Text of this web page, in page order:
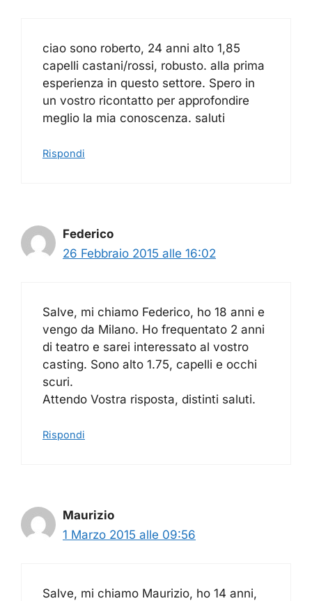
ciao sono roberto, 24 anni alto 1,85
capelli castani/rossi, robusto. alla prima
esperienza in questo settore. Spero in
un vostro ricontatto per approfondire
meglio la mia conoscenza. saluti
Rispondi
Federico
26 Febbraio 2015 alle 16:02
Salve, mi chiamo Federico, ho 18 anni e
vengo da Milano. Ho frequentato 2 anni
di teatro e sarei interessato al vostro
casting. Sono alto 1.75, capelli e occhi
scuri.
Attendo Vostra risposta, distinti saluti.
Rispondi
Maurizio
1 Marzo 2015 alle 09:56
Salve, mi chiamo Maurizio, ho 14 anni,